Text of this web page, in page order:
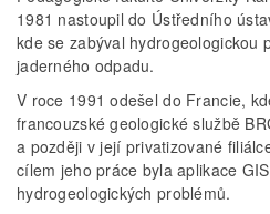
1981 nastoupil do Ústředního
kde se zabýval hydrogeologickou
jaderného odpadu.
V roce 1991 odešel do Francie,
francouzské geologické službě
a později v její privatizované
cílem jeho práce byla aplikace
hydrogeologických problémů.